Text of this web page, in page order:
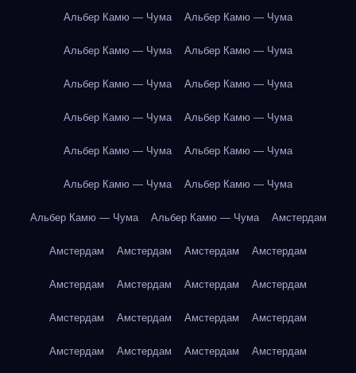
Альбер Камю — Чума Альбер Камю — Чума
Альбер Камю — Чума Альбер Камю — Чума
Альбер Камю — Чума Альбер Камю — Чума
Альбер Камю — Чума Альбер Камю — Чума
Альбер Камю — Чума Альбер Камю — Чума
Альбер Камю — Чума Альбер Камю — Чума
Альбер Камю — Чума Альбер Камю — Чума Амстердам
Амстердам Амстердам Амстердам Амстердам
Амстердам Амстердам Амстердам Амстердам
Амстердам Амстердам Амстердам Амстердам
Амстердам Амстердам Амстердам Амстердам